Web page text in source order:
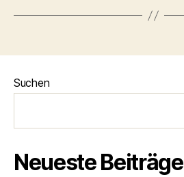
Suchen
Neueste Beiträge